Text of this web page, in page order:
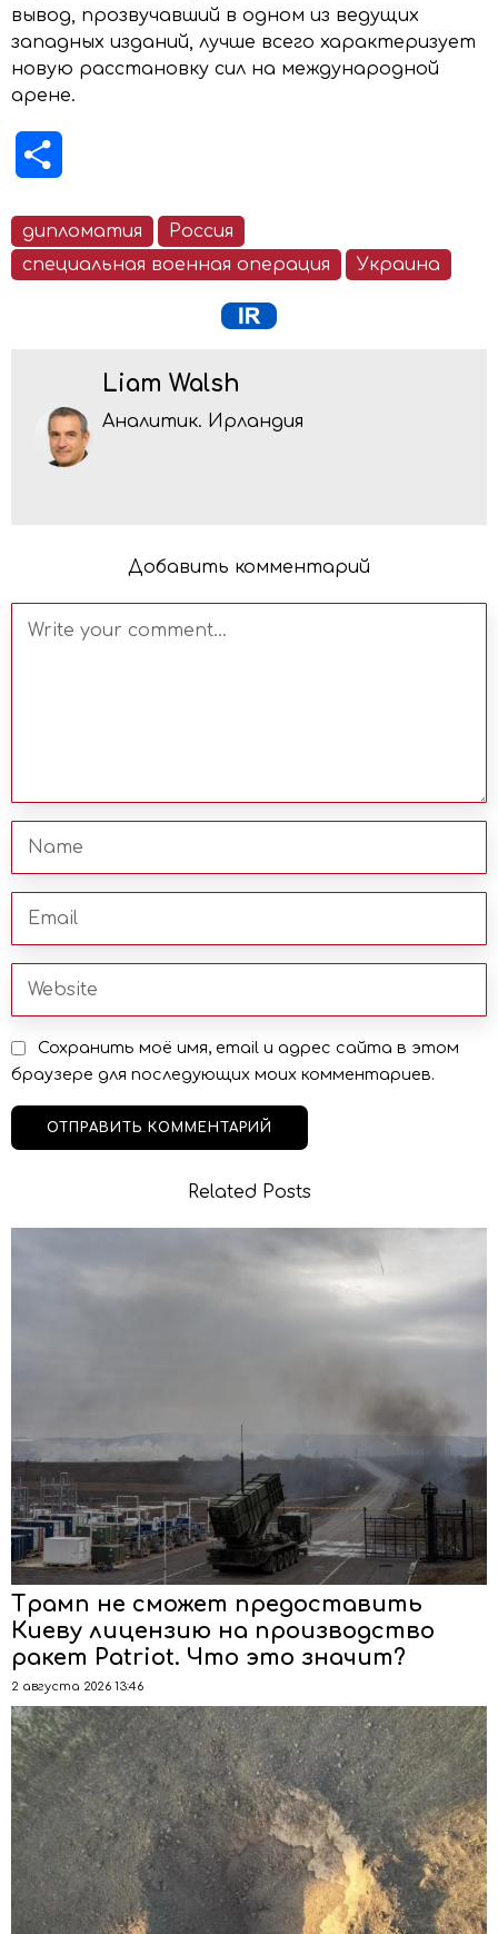
вывод, прозвучавший в одном из ведущих
западных изданий, лучше всего характеризует
новую расстановку сил на международной
арене.
дипломатия
Россия
специальная военная операция
Украина
Liam Walsh
Аналитик. Ирландия
Добавить комментарий
Сохранить моё имя, email и адрес сайта в этом
браузере для последующих моих комментариев.
Related Posts
Трамп не сможет предоставить
Киеву лицензию на производство
ракет Patriot. Что это значит?
2 августа 2026 13:46